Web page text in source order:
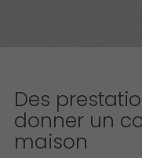
Des
donner un
maison